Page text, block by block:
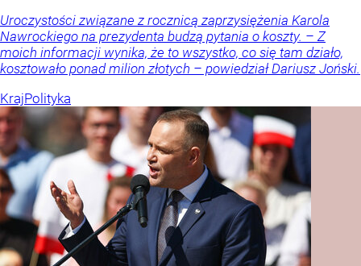
Uroczystości związane z rocznicą zaprzysiężenia Karola
Nawrockiego na prezydenta budzą pytania o koszty. – Z
moich informacji wynika, że to wszystko, co się tam działo,
kosztowało ponad milion złotych – powiedział Dariusz Joński.
KrajPolityka